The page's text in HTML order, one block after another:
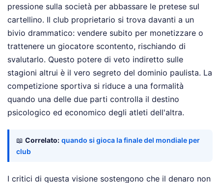
pressione sulla società per abbassare le pretese sul
cartellino. Il club proprietario si trova davanti a un
bivio drammatico: vendere subito per monetizzare o
trattenere un giocatore scontento, rischiando di
svalutarlo. Questo potere di veto indiretto sulle
stagioni altrui è il vero segreto del dominio paulista. La
competizione sportiva si riduce a una formalità
quando una delle due parti controlla il destino
psicologico ed economico degli atleti dell'altra.
📖 Correlato: quando si gioca la finale del mondiale per
club
I critici di questa visione sostengono che il denaro non